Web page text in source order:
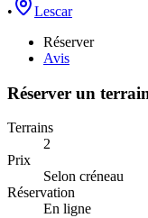
•
Lescar
Réserver
Avis
Réserver un
Terrains
2
Prix
Selon créneau
Réservation
En ligne